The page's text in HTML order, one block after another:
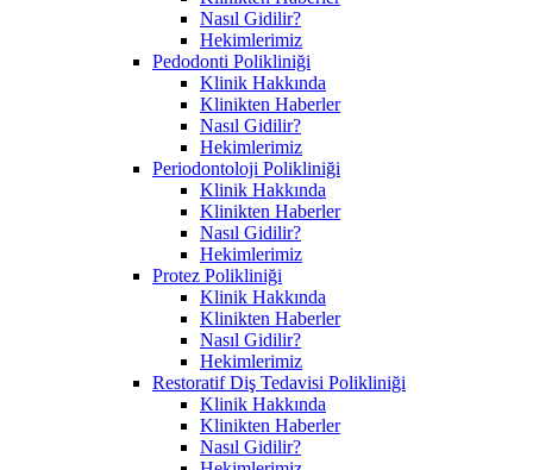
Nasıl Gidilir?
Hekimlerimiz
Pedodonti Polikliniği
Klinik Hakkında
Klinikten Haberler
Nasıl Gidilir?
Hekimlerimiz
Periodontoloji Polikliniği
Klinik Hakkında
Klinikten Haberler
Nasıl Gidilir?
Hekimlerimiz
Protez Polikliniği
Klinik Hakkında
Klinikten Haberler
Nasıl Gidilir?
Hekimlerimiz
Restoratif Diş Tedavisi Polikliniği
Klinik Hakkında
Klinikten Haberler
Nasıl Gidilir?